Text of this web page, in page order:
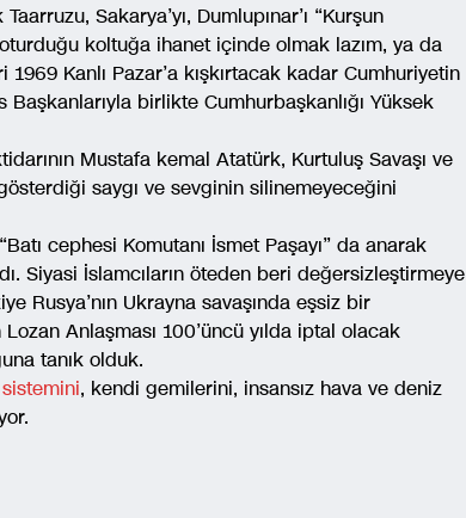
Sakarya’yı, Dumlupınar’ı “Kurşun
koltuğa ihanet içinde olmak lazım, ya da
1969 Kanlı Pazar’a kışkırtacak kadar Cumhuriyetin
birlikte Cumhurbaşkanlığı Yüksek
Mustafa kemal Atatürk, Kurtuluş Savaşı ve
saygı ve sevginin silinemeyeceğini
cephesi Komutanı İsmet Paşayı” da anarak
Siyasi İslamcıların öteden beri değersizleştirmeye
Rusya’nın Ukrayna savaşında eşsiz bir
Anlaşması 100’üncü yılda iptal olacak
tanık olduk.
, kendi gemilerini, insansız hava ve deniz